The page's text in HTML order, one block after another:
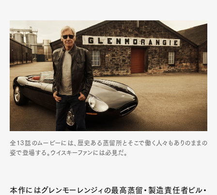
全13話のムービーには、歴史ある蒸留所とそこで働く人々もありのままの
姿で登場する。ウイスキーファンには必見だ。
本作にはグレンモーレンジィの最高蒸留・製造責任者ビル・